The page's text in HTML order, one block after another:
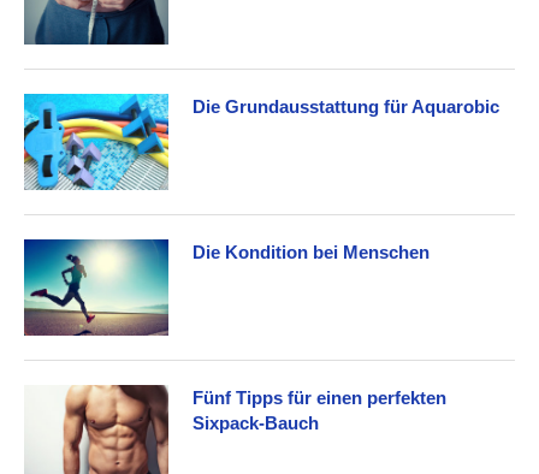
Die Grundausstattung für Aquarobic
Die Kondition bei Menschen
Fünf Tipps für einen perfekten
Sixpack-Bauch